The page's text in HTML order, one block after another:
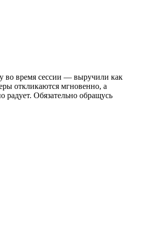
во время сессии — выручили как
откликаются мгновенно, а
радует. Обязательно обращусь